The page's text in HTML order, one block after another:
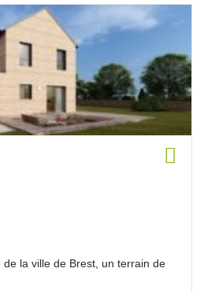
la ville de Brest, un terrain de